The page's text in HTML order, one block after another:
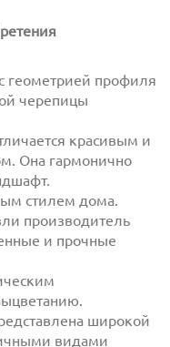
геометрией профиля
черепицы
красивым и
Она гармонично
стилем дома.
производитель
и прочные
широкой
видами